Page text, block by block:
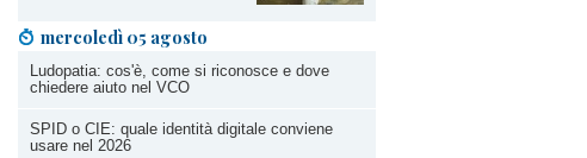
mercoledì 05 agosto
Ludopatia: cos'è, come si riconosce e dove
chiedere aiuto nel VCO
SPID o CIE: quale identità digitale conviene
usare nel 2026